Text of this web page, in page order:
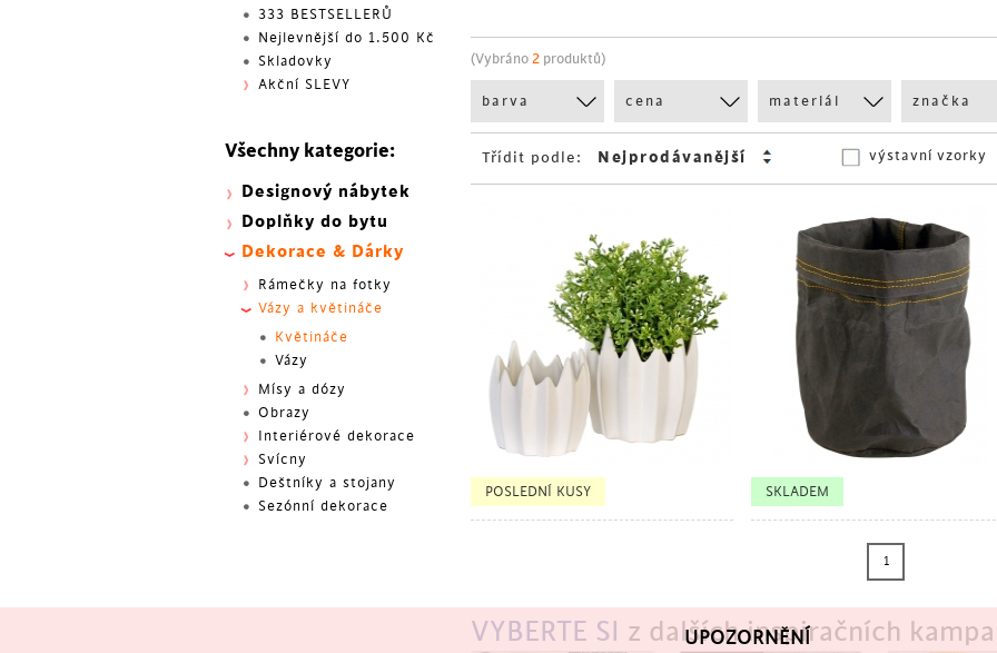
(Vybráno 2 produktů)
barva cena materiál značka
Třídit podle: výstavní vzorky
POSLEDNÍ KUSY
BESTSELLER SKLADEM
BESTSELLER
1
VYBERTE SI z dalších inspiračních
333 BESTSELLERŮ
Nejlevnější do 1.500 Kč
Skladovky
Akční SLEVY
Všechny kategorie:
Designový nábytek
Doplňky do bytu
Dekorace & Dárky
Rámečky na fotky
Vázy a květináče
Květináče
Vázy
Mísy a dózy
Obrazy
Interiérové dekorace
Svícny
Deštníky a stojany
Sezónní dekorace
UPOZORNĚNÍ